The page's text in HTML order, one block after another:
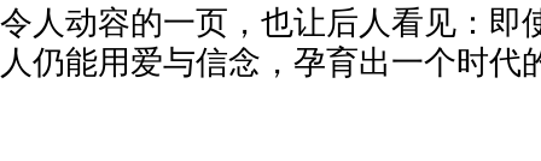
令人动容的一页，也让后人看见：即
人仍能用爱与信念，孕育出一个时代